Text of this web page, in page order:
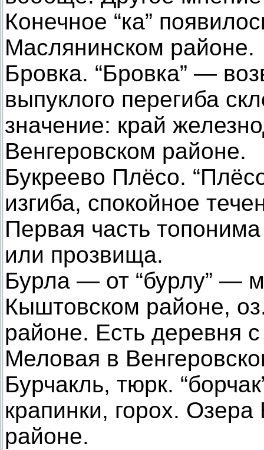
Конечное “ка”
Маслянинском районе.
Бровка. “Бровка” —
выпуклого перегиба
значение: край
Венгеровском районе.
Букреево Плёсо.
изгиба, спокойное
Первая часть
или прозвища.
Бурла — от “бурлу” —
Кыштовском районе,
районе. Есть деревня
Меловая в
Бурчакль, тюрк.
крапинки, горох.
районе.